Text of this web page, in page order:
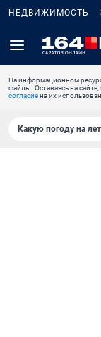
НЕДВИЖИМОСТЬ
На информационном
файлы. Оставаясь на
согласиена их
Какую погоду на